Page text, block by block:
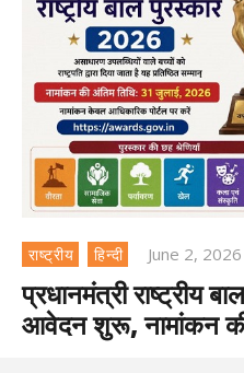
राष्ट्रीय हिन्दी June 2, 2026
प्रधानमंत्री राष्ट्रीय
आवेदन शुरू, नामांकन